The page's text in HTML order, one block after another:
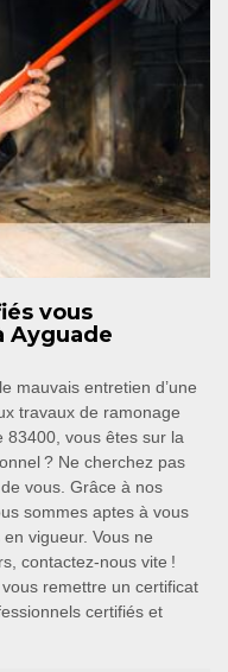
vous
Ayguade
mauvais entretien d’une
travaux de ramonage
83400, vous êtes sur la
? Ne cherchez pas
vous. Grâce à nos
sommes aptes à vous
vigueur. Vous ne
contactez-nous vite !
remettre un certificat
certifiés et